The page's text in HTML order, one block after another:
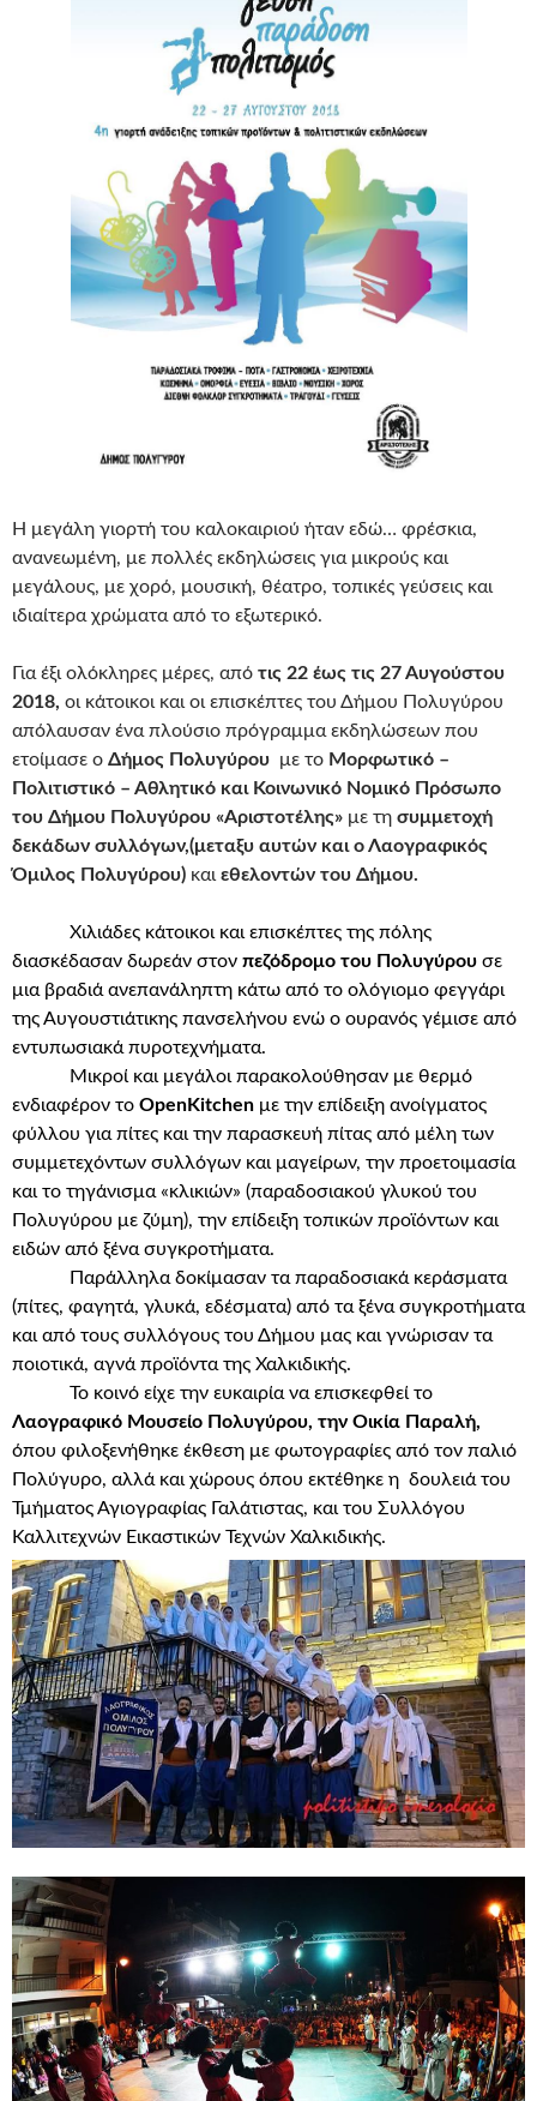
Η μεγάλη γιορτή του καλοκαιριού ήταν εδώ… φρέσκια,
ανανεωμένη, με πολλές εκδηλώσεις για μικρούς και
μεγάλους, με χορό, μουσική, θέατρο, τοπικές γεύσεις και
ιδιαίτερα χρώματα από το εξωτερικό.
Για έξι ολόκληρες μέρες, από τις 22 έως τις 27 Αυγούστου
2018, οι κάτοικοι και οι επισκέπτες του Δήμου Πολυγύρου
απόλαυσαν ένα πλούσιο πρόγραμμα εκδηλώσεων που
ετοίμασε ο Δήμος Πολυγύρου με το Μορφωτικό –
Πολιτιστικό – Αθλητικό και Κοινωνικό Νομικό Πρόσωπο
του Δήμου Πολυγύρου «Αριστοτέλης» με τη συμμετοχή
δεκάδων συλλόγων,(μεταξυ αυτών και ο Λαογραφικός
Όμιλος Πολυγύρου) και εθελοντών του Δήμου.
Χιλιάδες κάτοικοι και επισκέπτες της πόλης
διασκέδασαν δωρεάν στον πεζόδρομο του Πολυγύρου σε
μια βραδιά ανεπανάληπτη κάτω από το ολόγιομο φεγγάρι
της Αυγουστιάτικης πανσελήνου ενώ ο ουρανός γέμισε από
εντυπωσιακά πυροτεχνήματα.
Μικροί και μεγάλοι παρακολούθησαν με θερμό
ενδιαφέρον το OpenKitchen με την επίδειξη ανοίγματος
φύλλου για πίτες και την παρασκευή πίτας από μέλη των
συμμετεχόντων συλλόγων και μαγείρων, την προετοιμασία
και το τηγάνισμα «κλικιών» (παραδοσιακού γλυκού του
Πολυγύρου με ζύμη), την επίδειξη τοπικών προϊόντων και
ειδών από ξένα συγκροτήματα.
Παράλληλα δοκίμασαν τα παραδοσιακά κεράσματα
(πίτες, φαγητά, γλυκά, εδέσματα) από τα ξένα συγκροτήματα
και από τους συλλόγους του Δήμου μας και γνώρισαν τα
ποιοτικά, αγνά προϊόντα της Χαλκιδικής.
Το κοινό είχε την ευκαιρία να επισκεφθεί το
Λαογραφικό Μουσείο Πολυγύρου, την Οικία Παραλή,
όπου φιλοξενήθηκε έκθεση με φωτογραφίες από τον παλιό
Πολύγυρο, αλλά και χώρους όπου εκτέθηκε η δουλειά του
Τμήματος Αγιογραφίας Γαλάτιστας, και του Συλλόγου
Καλλιτεχνών Εικαστικών Τεχνών Χαλκιδικής.